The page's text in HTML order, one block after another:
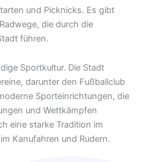
und Picknicks. Es gibt
die durch die
führen.
Sportkultur. Die Stadt
darunter den Fußballclub
Sporteinrichtungen, die
und Wettkämpfen
eine starke Tradition im
Kanufahren und Rudern.